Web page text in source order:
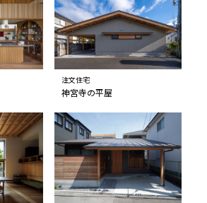
注文住宅
神宮寺の平屋